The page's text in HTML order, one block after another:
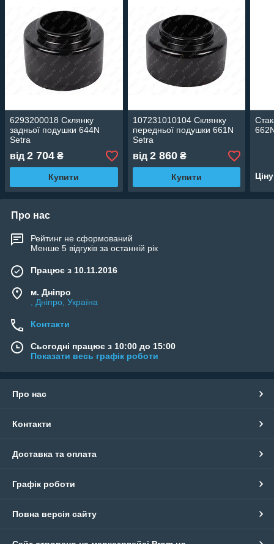
6293200018 Склянку
задньої подушки 644N
Setra
від 2 704 ₴
Купити
107231010104 Склянку
передньої подушки 661N
Setra
від 2 860₴
Купити
Про нас
Рейтинг не сформований
Менше 5 відгуків за останній рік
Працює з 10.11.2016
м. Дніпро
, Дніпро, Україна
Контакти
Сьогодні працює з 10:00 до 15:00
Показати весь графік роботи
Про нас
Контакти
Доставка та оплата
Графік роботи
Повна версія сайту